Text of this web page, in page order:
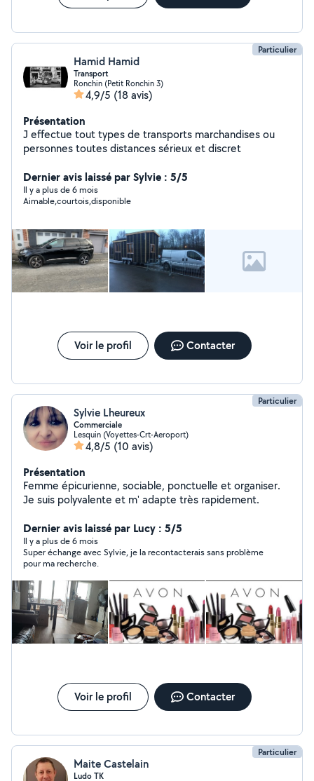
Particulier
Hamid Hamid
Transport
Ronchin (Petit Ronchin 3)
4,9/5 (18 avis)
Présentation
J effectue tout types de transports marchandises ou
personnes toutes distances sérieux et discret
Dernier avis laissé par Sylvie : 5/5
Il y a plus de 6 mois
Aimable,courtois,disponible
Voir le profil Contacter
Particulier
Sylvie Lheureux
Commerciale
Lesquin (Voyettes-Crt-Aeroport)
4,8/5 (10 avis)
Présentation
Femme épicurienne, sociable, ponctuelle et organiser.
Je suis polyvalente et m' adapte très rapidement.
Dernier avis laissé par Lucy : 5/5
Il y a plus de 6 mois
Super échange avec Sylvie, je la recontacterais sans problème
pour ma recherche.
Voir le profil Contacter
Particulier
Maite Castelain
Ludo TK